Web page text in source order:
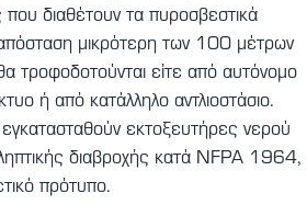
διαθέτουν τα πυροσβεστικά
μικρότερη των 100 μέτρων
τροφοδοτούνται είτε από αυτόνομο
ή από κατάλληλο αντλιοστάσιο.
εκτοξευτήρες νερού
διαβροχής κατά NFPA 1964,
πρότυπο.